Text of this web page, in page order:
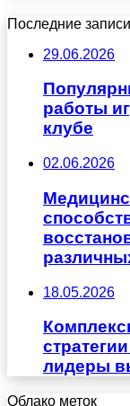
Последние записи
29.06.2026
работы
клубе
02.06.2026
18.05.2026
лидеры
Облако меток